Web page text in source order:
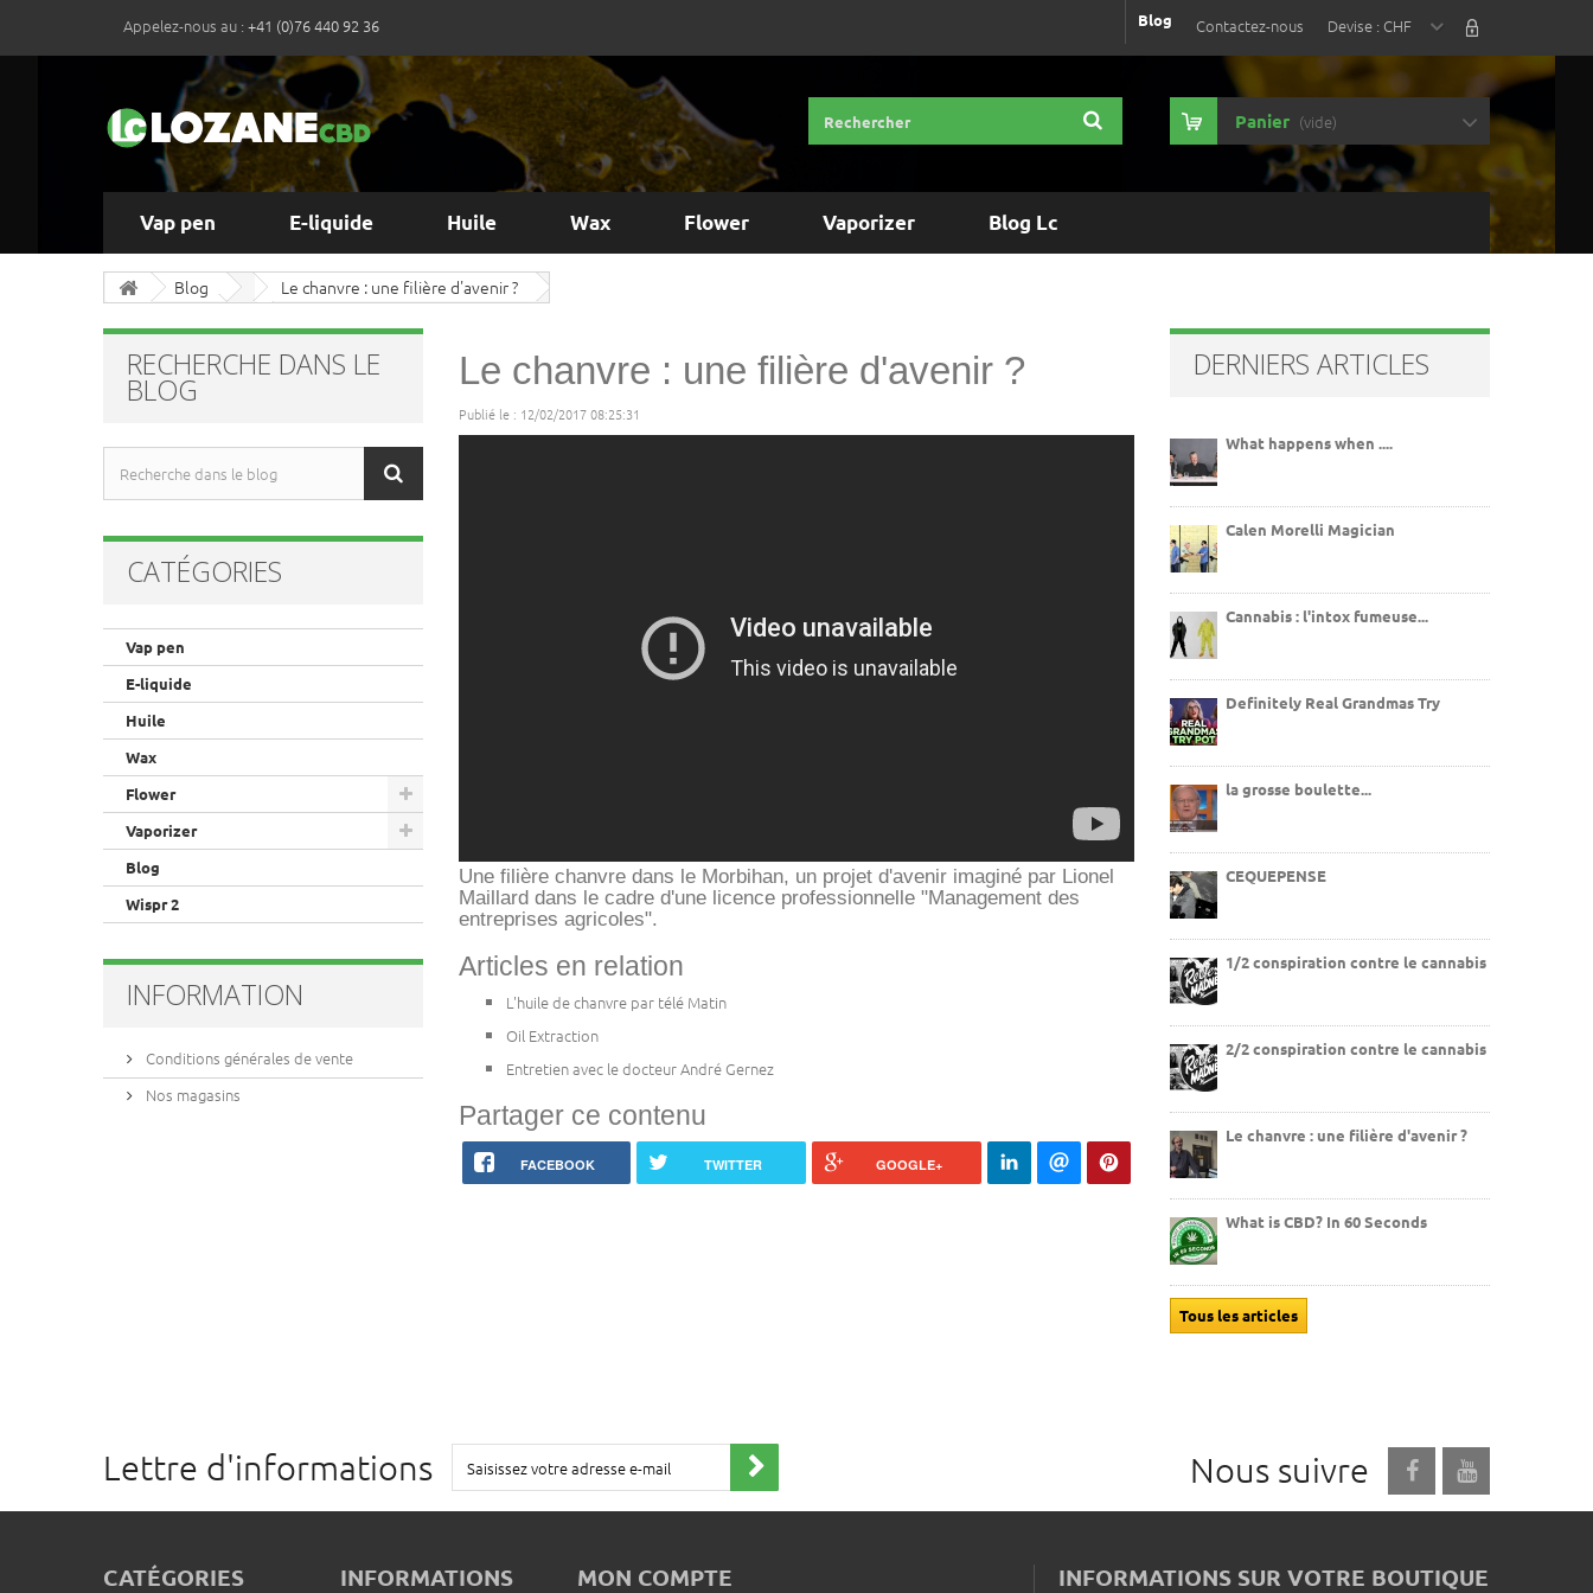
Devise : CHF
Contactez-nous
Appelez-nous au : +41 (0)76 440 92 36 Blog
Panier (vide)
Vap pen E-liquide Huile Wax Flower Vaporizer Blog Lc
Blog Le chanvre : une filière d'avenir ?
RECHERCHE DANS LE
BLOG
CATÉGORIES
Vap pen
E-liquide
Huile
Wax
Flower
Vaporizer
Blog
Wispr 2
INFORMATION
Conditions générales de vente
Nos magasins
Le chanvre : une filière d'avenir ?
Publié le : 12/02/2017 08:25:31
Une filière chanvre dans le Morbihan, un projet d'avenir imaginé par Lionel
Maillard dans le cadre d'une licence professionnelle "Management des
entreprises agricoles".
Articles en relation
L'huile de chanvre par télé Matin
Oil Extraction
Entretien avec le docteur André Gernez
Partager ce contenu
FACEBOOK TWITTER GOOGLE+
DERNIERS ARTICLES
What happens when ....
Calen Morelli Magician
Cannabis : l'intox fumeuse...
Definitely Real Grandmas Try
la grosse boulette...
CEQUEPENSE
1/2 conspiration contre le cannabis
2/2 conspiration contre le cannabis
Le chanvre : une filière d'avenir ?
What is CBD? In 60 Seconds
Tous les articles
Lettre d'informations Nous suivre
CATÉGORIES INFORMATIONS MON COMPTE INFORMATIONS SUR VOTRE BOUTIQUE